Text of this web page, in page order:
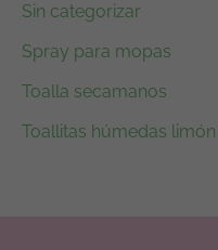
Sin categorizar
Spray para mopas
Toalla secamanos
Toallitas húmedas limón